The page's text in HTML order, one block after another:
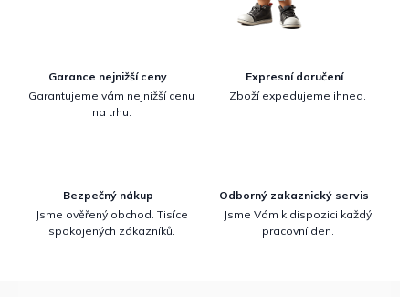
Garance nejnižší ceny
Garantujeme vám nejnižší cenu
na trhu.
Expresní doručení
Zboží expedujeme ihned.
Bezpečný nákup
Jsme ověřený obchod. Tisíce
spokojených zákazníků.
Odborný zakaznický servis
Jsme Vám k dispozici každý
pracovní den.